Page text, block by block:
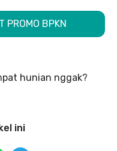
PROMO BPKN
hunian nggak?
ini